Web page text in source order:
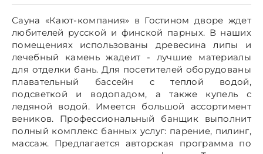
Сауна «Кают-компания» в Гостином дворе ждет
любителей русской и финской парных. В наших
помещениях использованы древесина липы и
лечебный камень жадеит - лучшие материалы
для отделки бань. Для посетителей оборудованы
плавательный бассейн с теплой водой,
подсветкой и водопадом, а также купель с
ледяной водой. Имеется большой ассортимент
веников. Профессиональный банщик выполнит
полный комплекс банных услуг: парение, пилинг,
массаж. Предлагается авторская программа по